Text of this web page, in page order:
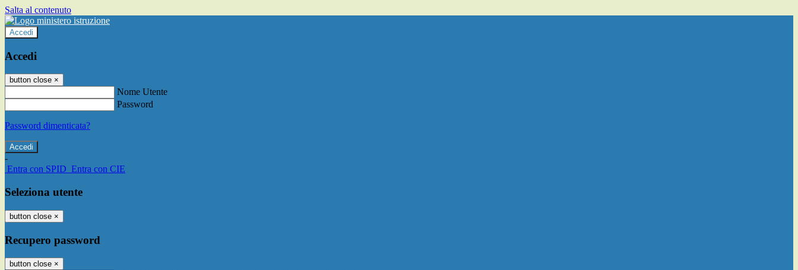
Salta al contenuto
Accedi
Accedi
button close ×
Nome Utente
Password
Password dimenticata?
-
Entra con SPID Entra con CIE
Seleziona utente
button close ×
Recupero password
button close ×